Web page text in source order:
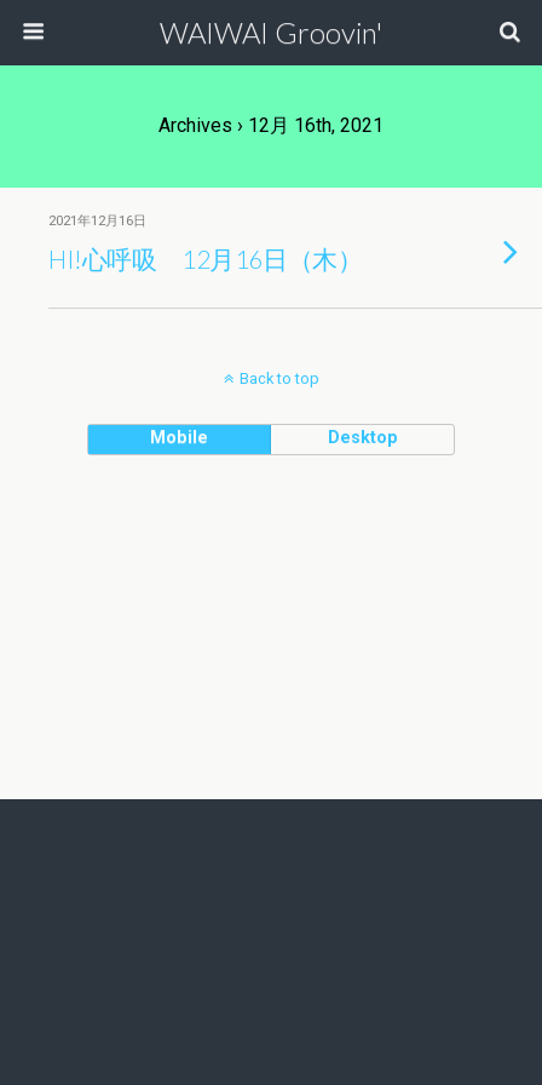
WAIWAI Groovin'
Archives › 12月 16th, 2021
2021年12月16日
HI!心呼吸 12月16日（木）
Back to top
Mobile Desktop